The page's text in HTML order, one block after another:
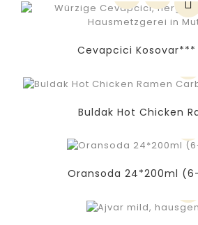
Cevapcici Kosovar***
Buldak Hot Chicken
Oransoda 24*200ml